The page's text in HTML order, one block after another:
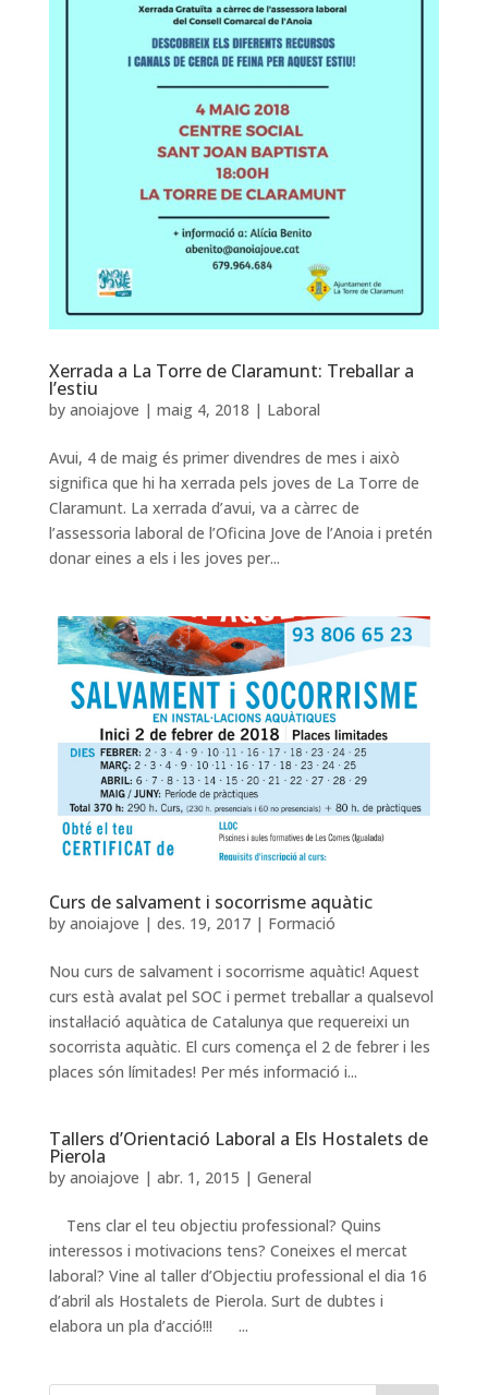
Xerrada a La Torre de Claramunt: Treballar a
l’estiu
by anoiajove | maig 4, 2018 | Laboral
Avui, 4 de maig és primer divendres de mes i això
significa que hi ha xerrada pels joves de La Torre de
Claramunt. La xerrada d’avui, va a càrrec de
l’assessoria laboral de l’Oficina Jove de l’Anoia i pretén
donar eines a els i les joves per...
Curs de salvament i socorrisme aquàtic
by anoiajove | des. 19, 2017| Formació
Nou curs de salvament i socorrisme aquàtic! Aquest
curs està avalat pel SOC i permet treballar a qualsevol
instal·lació aquàtica de Catalunya que requereixi un
socorrista aquàtic. El curs comença el 2 de febrer i les
places són límitades! Per més informació i...
Tallers d’Orientació Laboral a Els Hostalets de
Pierola
by anoiajove | abr. 1, 2015 | General
Tens clar el teu objectiu professional? Quins
interessos i motivacions tens? Coneixes el mercat
laboral? Vine al taller d’Objectiu professional el dia 16
d’abril als Hostalets de Pierola. Surt de dubtes i
elabora un pla d’acció!!! ...